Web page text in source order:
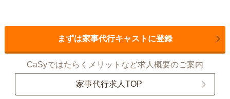
まずは家事代行キャストに登録
CaSyではたらくメリットなど求人概要のご案内
家事代行求人TOP